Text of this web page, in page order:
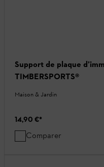
Support de plaque
TIMBERSPORTS®
Maison & Jardin
14,90 €*
Comparer